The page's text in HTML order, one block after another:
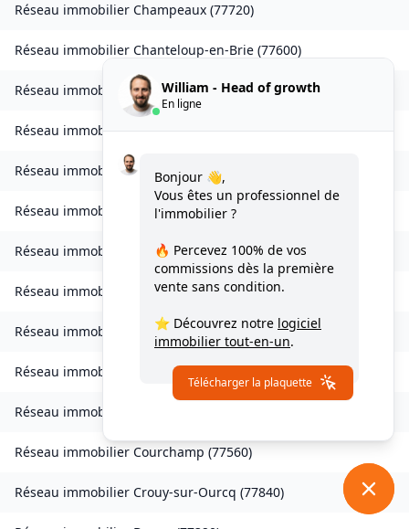
Réseau immobilier Champeaux (77720)
Réseau immobilier Chanteloup-en-Brie (77600)
Réseau immobilierLa Chapelle-Rablais (77370)
Réseau immobilierLes Chapelles-Bourbon(77610)
Réseau immobilierCharmentray(77410
Réseau immobilier Charny(77410)
Réseau immobilier Chessy(77700)
Réseau immobilier Combs-la-Ville (77380)
Réseau immobilier Compans(77290)
Réseau immobilier Condé-Sainte-Libiaire
Réseau immobilier
Réseau immobilier Courchamp (77560)
Réseau immobilier Crouy-sur-Ourcq (77840)
William - Head of growth
En ligne
Bonjour 👋,
Vous êtes un professionnel de
l'immobilier ?
🔥 Percevez 100% de vos
commissions dès la première
vente sans condition.
⭐ Découvrez notre logiciel
immobilier tout-en-un.
Télécharger la plaquette